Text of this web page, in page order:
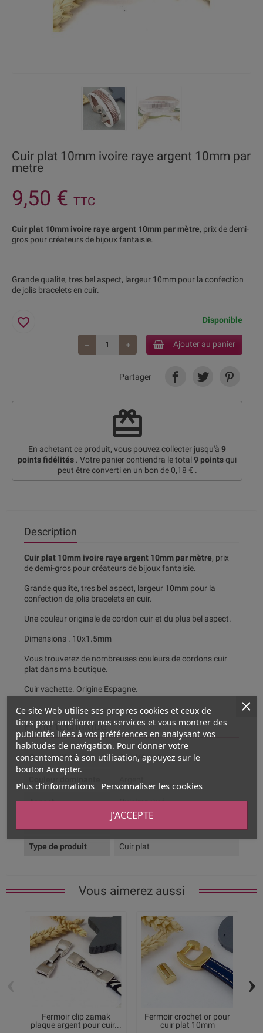
Cuir plat 10mm ivoire raye argent 10mm par
metre
9,50 € TTC
Cuir plat 10mm ivoire raye argent 10mm par mètre, prix de demi-
gros pour créateurs de bijoux fantaisie.
Grande qualite, tres bel aspect, largeur 10mm pour la confection
de jolis bracelets en cuir.
Disponible
Ajouter au panier
favorite_border
Partager
redeem
En achetant ce produit, vous pouvez collecter jusqu'à 9
points fidélités . Votre panier contiendra le total 9 pointsqui
peut être converti en un bon de 0,18 € .
Description
Cuir plat 10mm ivoire raye argent 10mm par mètre, prix
de demi-gros pour créateurs de bijoux fantaisie.
Grande qualite, tres bel aspect, largeur 10mm pour la
confection de jolis bracelets en cuir.
Une couleur originale de cordon cuir et du plus bel aspect.
Dimensions . 10x1.5mm
Vous trouverez de nombreuses couleurs de cordons cuir
plat dans ma boutique.
Cuir vachette. Origine Espagne.
Fiche technique
Composition Cuir Véritable
Aspect Cuir imprimé
Type de produit Cuir plat
Vous aimerez aussi
Fermoir clip zamak
plaque argent pour cuir...
Fermoir crochet or pour
cuir plat 10mm
›
Ce site Web utilise ses propres cookies et ceux de
tiers pour améliorer nos services et vous montrer des
publicités liées à vos préférences en analysant vos
habitudes de navigation. Pour donner votre
consentement à son utilisation, appuyez sur le
bouton Accepter.
Plus d'informations Personnaliser les cookies
J'ACCEPTE